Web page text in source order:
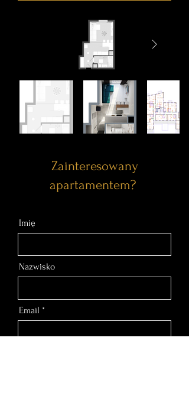
Zainteresowany
apartamentem?
Imię
Nazwisko
Email